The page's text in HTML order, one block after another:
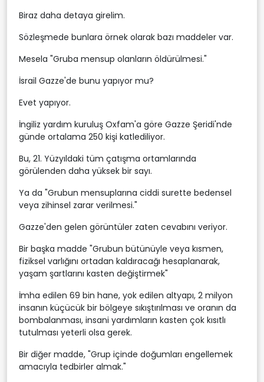
Biraz daha detaya girelim.
Sözleşmede bunlara örnek olarak bazı maddeler var.
Mesela "Gruba mensup olanların öldürülmesi."
İsrail Gazze'de bunu yapıyor mu?
Evet yapıyor.
İngiliz yardım kuruluş Oxfam'a göre Gazze Şeridi'nde
günde ortalama 250 kişi katlediliyor.
Bu, 21. Yüzyıldaki tüm çatışma ortamlarında
görülenden daha yüksek bir sayı.
Ya da "Grubun mensuplarına ciddi surette bedensel
veya zihinsel zarar verilmesi."
Gazze'den gelen görüntüler zaten cevabını veriyor.
Bir başka madde "Grubun bütünüyle veya kısmen,
fiziksel varlığını ortadan kaldıracağı hesaplanarak,
yaşam şartlarını kasten değiştirmek"
İmha edilen 69 bin hane, yok edilen altyapı, 2 milyon
insanın küçücük bir bölgeye sıkıştırılması ve oranın da
bombalanması, insani yardımların kasten çok kısıtlı
tutulması yeterli olsa gerek.
Bir diğer madde, "Grup içinde doğumları engellemek
amacıyla tedbirler almak."